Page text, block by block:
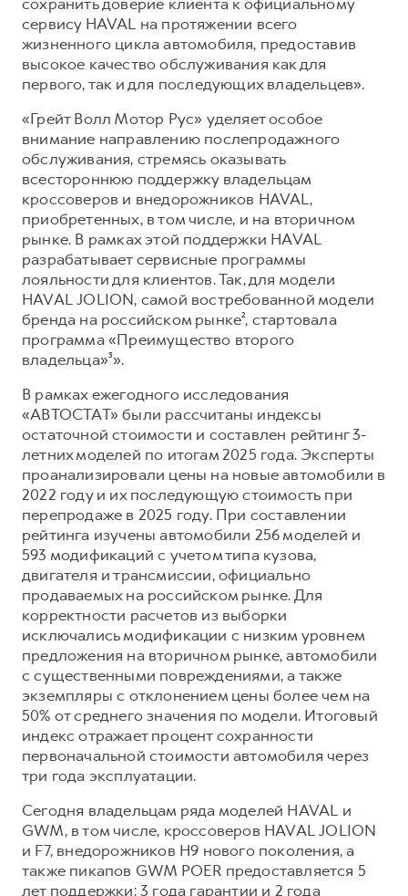
сервису HAVAL на протяжении всего
жизненного цикла автомобиля, предоставив
высокое качество обслуживания как для
первого, так и для последующих владельцев».
«Грейт Волл Мотор Рус» уделяет особое
внимание направлению послепродажного
обслуживания, стремясь оказывать
всестороннюю поддержку владельцам
кроссоверов и внедорожников HAVAL,
приобретенных, в том числе, и на вторичном
рынке. В рамках этой поддержки HAVAL
разрабатывает сервисные программы
лояльности для клиентов. Так, для модели
HAVAL JOLION, самой востребованной модели
бренда на российском рынке², стартовала
программа «Преимущество второго
владельца»³».
В рамках ежегодного исследования
«АВТОСТАТ» были рассчитаны индексы
остаточной стоимости и составлен рейтинг 3-
летних моделей по итогам 2025 года. Эксперты
проанализировали цены на новые автомобили в
2022 году и их последующую стоимость при
перепродаже в 2025 году. При составлении
рейтинга изучены автомобили 256 моделей и
593 модификаций с учетом типа кузова,
двигателя и трансмиссии, официально
продаваемых на российском рынке. Для
корректности расчетов из выборки
исключались модификации с низким уровнем
предложения на вторичном рынке, автомобили
с существенными повреждениями, а также
экземпляры с отклонением цены более чем на
50% от среднего значения по модели. Итоговый
индекс отражает процент сохранности
первоначальной стоимости автомобиля через
три года эксплуатации.
Сегодня владельцам ряда моделей HAVAL и
GWM, в том числе, кроссоверов HAVAL JOLION
и F7, внедорожников H9 нового поколения, а
также пикапов GWM POER предоставляется 5
лет поддержки: 3 года гарантии и 2 года